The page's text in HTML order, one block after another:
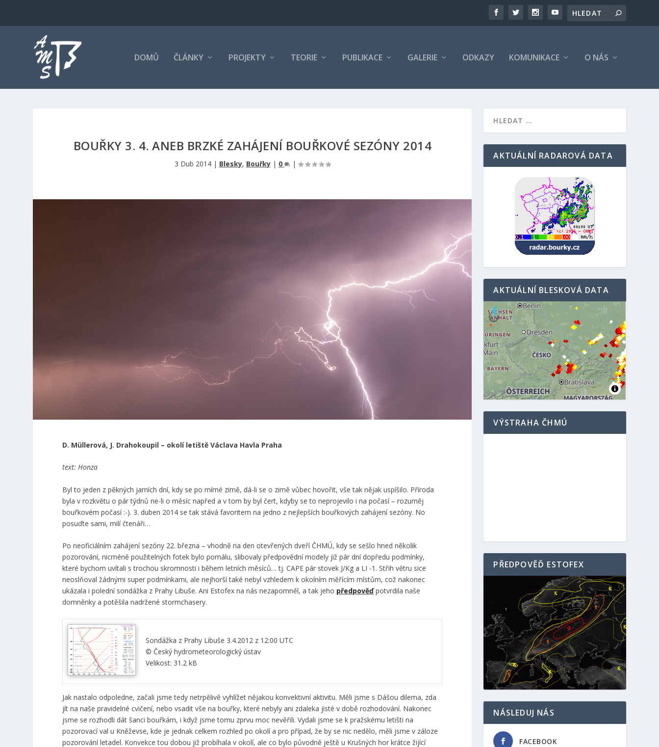
DOMŮ ČLÁNKY PROJEKTY TEORIE PUBLIKACE GALERIE ODKAZY KOMUNIKACE O NÁS
BOUŘKY 3. 4. ANEB BRZKÉ ZAHÁJENÍ BOUŘKOVÉ SEZÓNY 2014
3 Dub 2014| Blesky, Bouřky| 0 |
D. Müllerová, J. Drahokoupil – okolí letiště Václava Havla Praha
text: Honza
Byl to jeden z pěkných jarních dní, kdy se po mírné zimě, dá-li se o zimě vůbec hovořit, vše tak nějak uspíšilo. Příroda
byla v rozkvětu o pár týdnů ne-li o měsíc napřed a v tom by byl čert, kdyby se to neprojevilo i na počasí – rozuměj
bouřkovém počasí :-). 3. duben 2014 se tak stává favoritem na jedno z nejlepších bouřkových zahájení sezóny. No
posuďte sami, milí čtenáři…
Po neoficiálním zahájení sezóny 22. března – vhodně na den otevřených dveří ČHMÚ, kdy se sešlo hned několik
pozorování, nicméně použitelných fotek bylo pomálu, slibovaly předpovědní modely již pár dní dopředu podmínky,
které bychom uvítali s trochou skromnosti i během letních měsíců… tj. CAPE pár stovek J/Kg a LI -1. Střih větru sice
neoslňoval žádnými super podmínkami, ale nejhorší také nebyl vzhledem k okolním měřícím místům, což nakonec
ukázala i polední sondážka z Prahy Libuše. Ani Estofex na nás nezapomněl, a tak jeho předpověďpotvrdila naše
domněnky a potěšila nadržené stormchasery.
Sondážka z Prahy Libuše 3.4.2012 z 12:00 UTC
© Český hydrometeorologický ústav
Velikost: 31.2 kB
Jak nastalo odpoledne, začali jsme tedy netrpělivě vyhlížet nějakou konvektivní aktivitu. Měli jsme s Dášou dilema, zda
jít na naše pravidelné cvičení, nebo vsadit vše na bouřky, které nebyly ani zdaleka jisté v době rozhodování. Nakonec
jsme se rozhodli dát šanci bouřkám, i když jsme tomu zprvu moc nevěřili. Vydali jsme se k pražskému letišti na
pozorovací val u Kněževse, kde je jednak celkem rozhled po okolí a pro případ, že by se nic nedělo, měli jsme v záloze
pozorování letadel. Konvekce tou dobou již probíhala v okolí, ale co bylo původně ještě u Krušných hor krátce žijící
AKTUÁLNÍ RADAROVÁ DATA
AKTUÁLNÍ BLESKOVÁ DATA
VÝSTRAHA ČHMÚ
PŘEDPOVĚĎ ESTOFEX
NÁSLEDUJ NÁS
FACEBOOK